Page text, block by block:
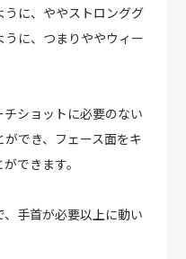
に、ややストロンググ
に、つまりややウィー
ショットに必要のない
でき、フェース面をキ
できます。
手首が必要以上に動い